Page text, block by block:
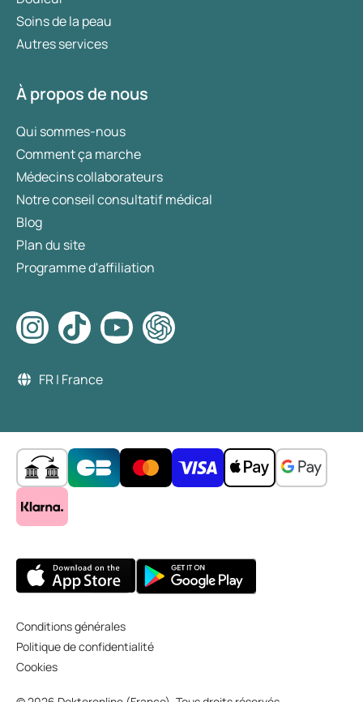
Soins de la peau
Autres services
À propos de nous
Qui sommes-nous
Comment ça marche
Médecins collaborateurs
Notre conseil consultatif médical
Blog
Plan du site
Programme d'affiliation
FR | France
Conditions générales
Politique de confidentialité
Cookies